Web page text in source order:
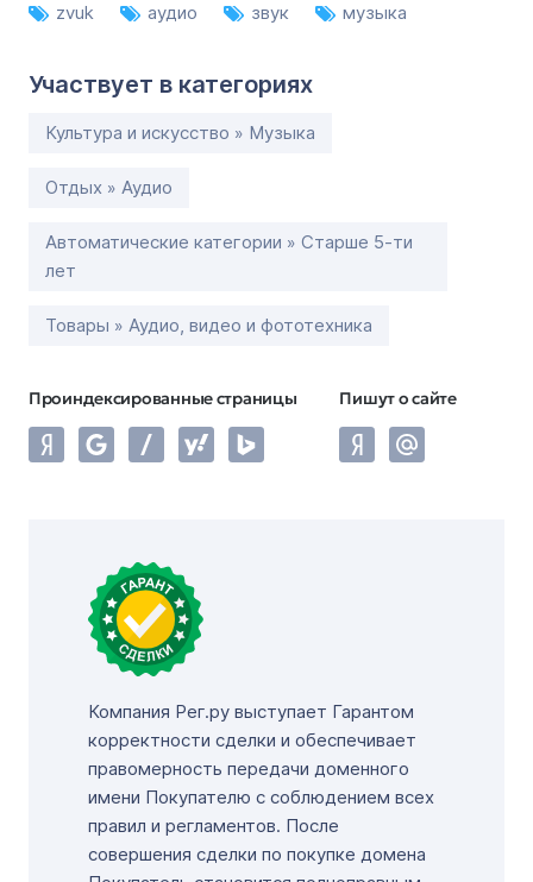
zvuk
аудио звук музыка
Участвует в категориях
Культура и искусство » Музыка
Отдых » Аудио
Автоматические категории » Старше 5-ти
лет
Товары » Аудио, видео и фототехника
Проиндексированные страницы Пишут о сайте
Компания Рег.ру выступает Гарантом
корректности сделки и обеспечивает
правомерность передачи доменного
имени Покупателю с соблюдением всех
правил и регламентов. После
совершения сделки по покупке домена